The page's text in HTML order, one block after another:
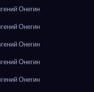
Онегин
Онегин
Онегин
Онегин
Онегин